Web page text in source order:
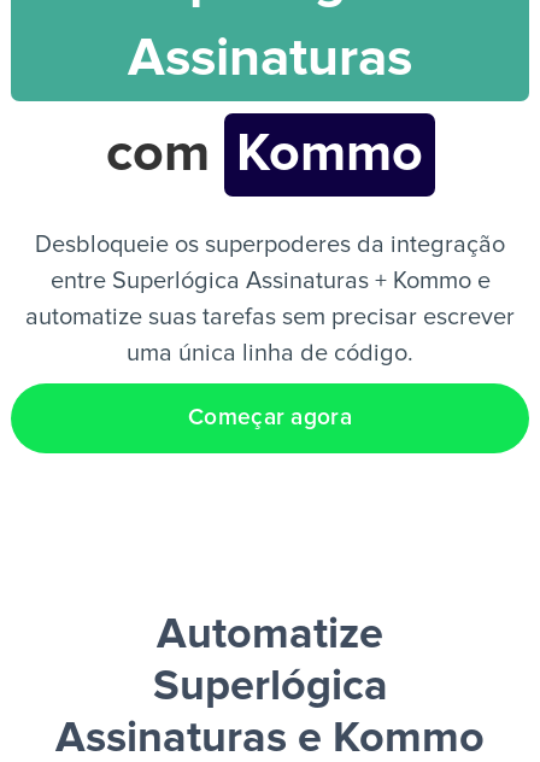
PT
Assinaturas
com
Kommo
Desbloqueie os superpoderes da integração
entre Superlógica Assinaturas + Kommo e
automatize suas tarefas sem precisar escrever
uma única linha de código.
Começar agora
Automatize
Superlógica
Assinaturas e Kommo